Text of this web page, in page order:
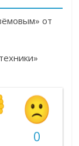
от
0